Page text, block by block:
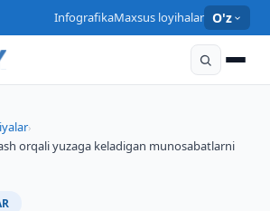
InfografikaMaxsus loyihalar O'z
›
orqali yuzaga keladigan munosabatlarni